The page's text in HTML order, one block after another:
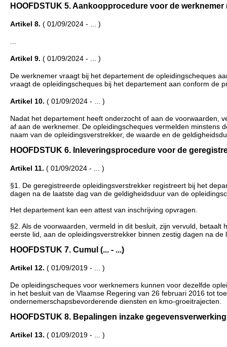
HOOFDSTUK 5. Aankoopprocedure voor de werknemer
Artikel 8. ( 01/09/2024 - ... )
Artikel 9. ( 01/09/2024 - ... )
De werknemer vraagt bij het departement de opleidingscheques
vraagt de opleidingscheques bij het departement aan conform de
Artikel 10. ( 01/09/2024 - ... )
Nadat het departement heeft onderzocht of aan de voorwaarden,
af aan de werknemer. De opleidingscheques vermelden minstens
naam van de opleidingsverstrekker, de waarde en de
HOOFDSTUK 6. Inleveringsprocedure voor de
Artikel 11. ( 01/09/2024 - ... )
§1. De geregistreerde opleidingsverstrekker registreert bij het
dagen na de laatste dag van de geldigheidsduur van de
Het departement kan een attest van inschrijving opvragen.
§2. Als de voorwaarden, vermeld in dit besluit, zijn vervuld,
eerste lid, aan de opleidingsverstrekker binnen zestig dagen na
HOOFDSTUK 7. Cumul (... - ...)
Artikel 12. ( 01/09/2019 - ... )
De opleidingscheques voor werknemers kunnen voor dezelfde
in het besluit van de Vlaamse Regering van 26 februari 2016 tot
ondernemerschapsbevorderende diensten en kmo-groeitrajecten.
HOOFDSTUK 8. Bepalingen inzake gegevensverwerking
Artikel 13. ( 01/09/2019 - ... )